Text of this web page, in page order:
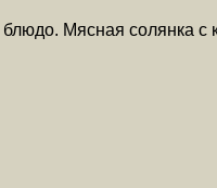
Мясная солянка с